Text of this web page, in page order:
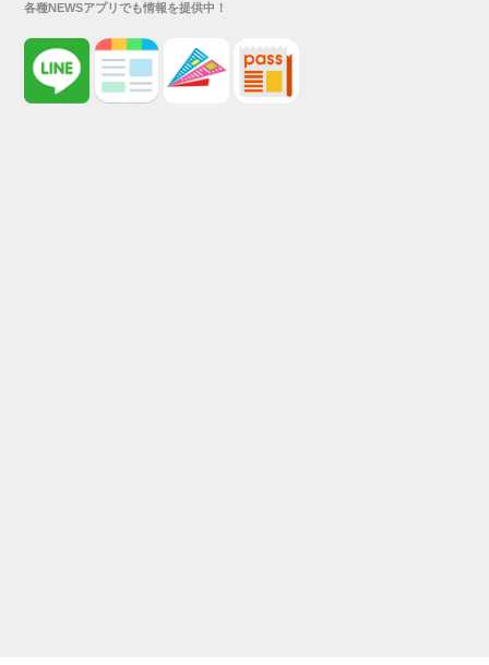
各種NEWSアプリでも情報を提供中！